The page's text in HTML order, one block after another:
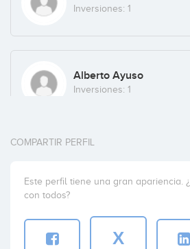
Inversiones: 1
Alberto Ayuso
Inversiones: 1
Carlos Picher
COMPARTIR PERFIL
Este perfil tiene una gran apariencia.
con todos?
X